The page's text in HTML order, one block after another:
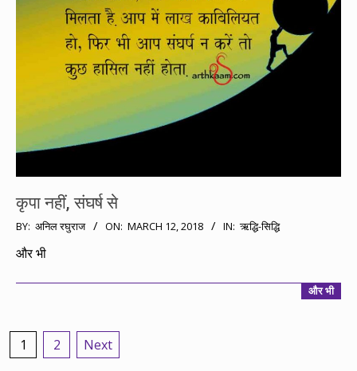
कृपा नहीं, संघर्ष से
2018-
03-
BY: अनिल रघुराज ON: MARCH 12, 2018 IN: ऋद्धि-सिद्धि
और भी
और भी
Posts
1 2 Next